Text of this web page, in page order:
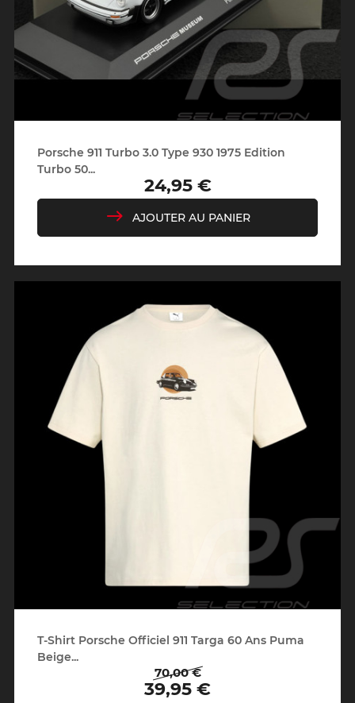
Porsche 911 Turbo 3.0 Type 930 1975 Edition
Turbo 50...
Prix
24,95 €
AJOUTER AU PANIER
T-Shirt Porsche Officiel 911 Targa 60 Ans Puma
Beige...
Prix
70,00 €
Prix
39,95 €